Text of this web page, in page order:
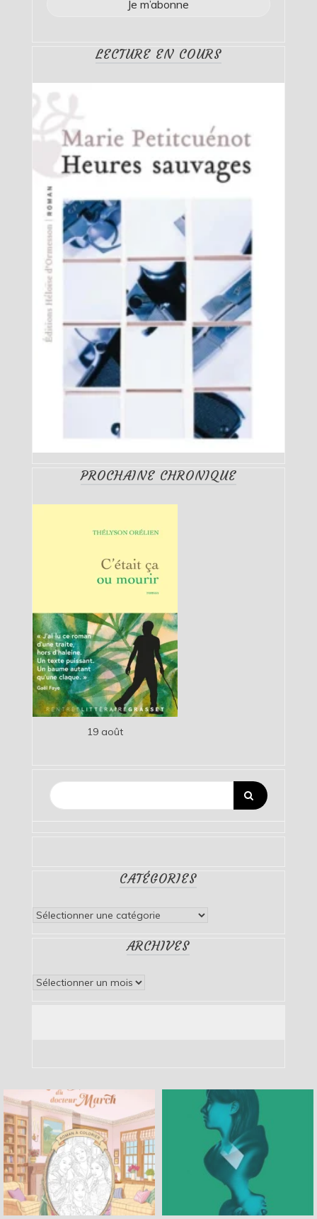
LECTURE EN COURS
PROCHAINE CHRONIQUE
19 août
CATÉGORIES
Catégories
ARCHIVES
Archives